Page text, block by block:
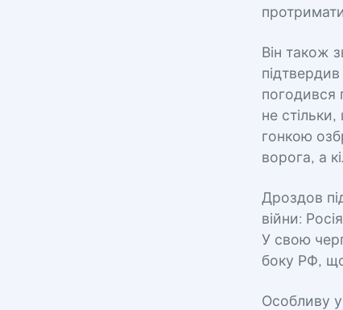
Він також
погодився
не
гонкою
ворога, а
Дроздов
війни:
У свою
боку РФ,
Особливу